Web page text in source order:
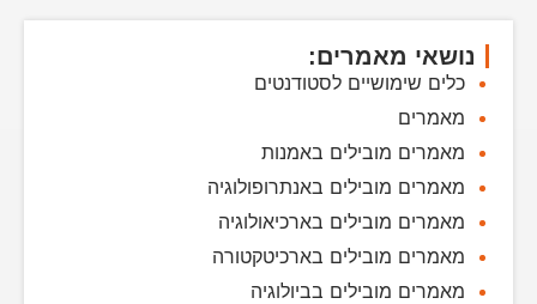
נושאי מאמרים:
כלים שימושיים לסטודנטים
מאמרים
מאמרים מובילים באמנות
מאמרים מובילים באנתרופולוגיה
מאמרים מובילים בארכיאולוגיה
מאמרים מובילים בארכיטקטורה
מאמרים מובילים בביולוגיה